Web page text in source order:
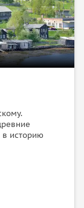
в составе
12 боевых
службы
«Тирпиц»
в историю